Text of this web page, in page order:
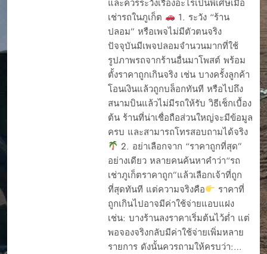
และควรระวังเรื่องอะไรเป็นพิเศษเมื่อ
เช่ารถในภูเก็ต
1. ระวัง “ร้าน
ปลอม” หรือเพจไม่มีตัวตนจริง
ปัจจุบันมีเพจปลอมจำนวนมากที่ใช้
รูปภาพรถจากร้านอื่นมาโพสต์ พร้อม
ตั้งราคาถูกเกินจริง เช่น บางครั้งลูกค้า
โอนเงินแล้วถูกบล็อกทันที หรือไปถึง
สนามบินแล้วไม่มีรถให้รับ วิธีเช็กเบื้อง
ต้น ร้านที่น่าเชื่อถือส่วนใหญ่จะมีข้อมูล
ครบ และสามารถโทรสอบถามได้จริง
2. อย่าเลือกจาก “ราคาถูกที่สุด”
อย่างเดียว หลายคนค้นหาคำว่า“รถ
เช่าภูเก็ตราคาถูก”แล้วเลือกเจ้าที่ถูก
ที่สุดทันที แต่ความจริงคือ
ราคาที่
ถูกเกินไปอาจมีค่าใช้จ่ายแอบแฝง
เช่น: บางร้านลงราคาเริ่มต้นไว้ต่ำ แต่
พอจองจริงกลับมีค่าใช้จ่ายเพิ่มหลาย
รายการ ดังนั้นควรถามให้ครบว่า:…